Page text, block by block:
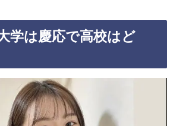
学は慶応で高校はど